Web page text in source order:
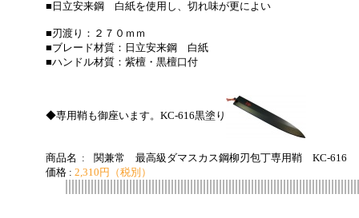
■日立安来鋼 白紙を使用し、切れ味が更によい
■刃渡り：２７０ｍｍ
■ブレード材質：日立安来鋼 白紙
■ハンドル材質：紫檀・黒檀口付
◆専用鞘も御座います。KC-616黒塗り
商品名 :
関兼常 最高級ダマスカス鋼柳刃包丁専用鞘 KC-616
価格 : 2,310円（税別）